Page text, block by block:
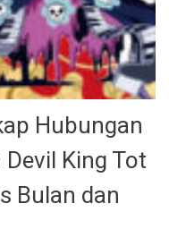
Hubungan
King Tot
Bulan dan